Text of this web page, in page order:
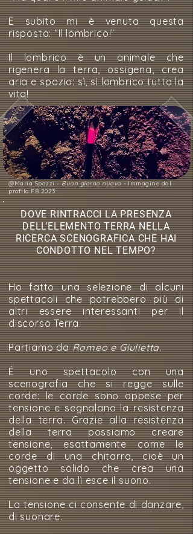
E subito mi è venuta questa
risposta: “Il lombrico!”
Il lombrico è un animale che
rigenera la terra, ossigena, crea
aria e spazio: sì, sì lombrico tutta la
vita!
@Maria Spazzi -Buon giorno nuovo -Immagine dal
profilo FB 2023
DOVE RINTRACCI LA PRESENZA
DELL’ELEMENTO TERRA NELLA
RICERCA SCENOGRAFICA CHE HAI
CONDOTTO NEL TEMPO?
Ho fatto una selezione di alcuni
spettacoli che potrebbero più di
altri essere interessanti per il
discorso Terra.
Partiamo daRomeo e Giulietta.
É uno spettacolo con una
scenografia che si regge sulle
corde: le corde sono appese per
tensione e segnalano la resistenza
della terra. Grazie alla resistenza
della terra possiamo creare
tensione, esattamente come le
corde di una chitarra, cioè un
oggetto solido che crea una
tensione e da lì esce il suono.
La tensione ci consente di danzare,
di suonare.